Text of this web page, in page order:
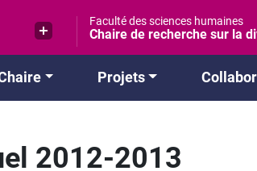
Faculté des sciences humaines
Chaire de recherche sur la
Projets
2012-2013